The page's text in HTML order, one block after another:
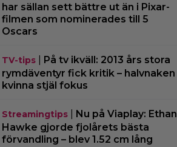
har sällan sett bättre ut än i Pixar-
filmen som nominerades till 5
Oscars
TV-tips| På tv ikväll: 2013 års stora
rymdäventyr fick kritik – halvnaken
kvinna stjäl fokus
Streamingtips| Nu på Viaplay: Ethan
Hawke gjorde fjolårets bästa
förvandling – blev 1.52 cm lång